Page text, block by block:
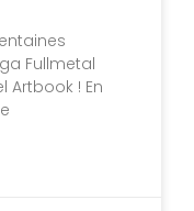
Fullmetal
Artbook ! En